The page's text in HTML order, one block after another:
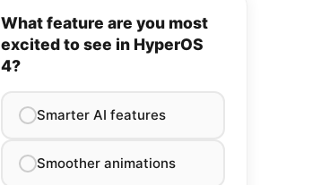
What feature are you most
excited to see in HyperOS
4?
Smarter AI features
Smoother animations